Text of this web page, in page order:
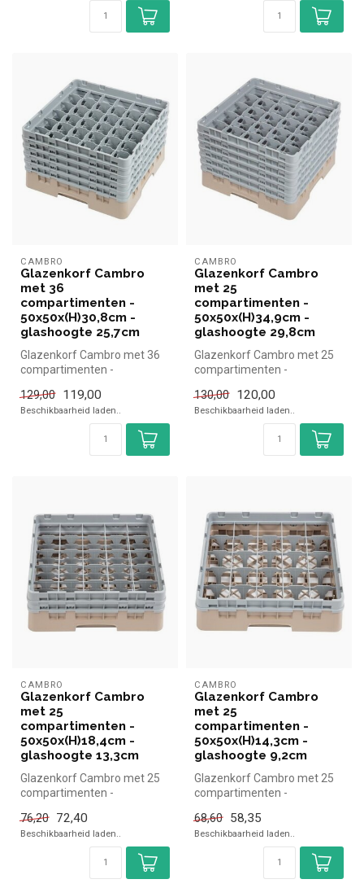
CAMBRO
Glazenkorf Cambro
met 36
compartimenten -
50x50x(H)30,8cm -
glashoogte 25,7cm
Glazenkorf Cambro met 36
compartimenten -
glashoogte 25,7cm Ca...
129,00 119,00
Beschikbaarheid laden..
CAMBRO
Glazenkorf Cambro
met 25
compartimenten -
50x50x(H)34,9cm -
glashoogte 29,8cm
Glazenkorf Cambro met 25
compartimenten -
glashoogte 29,8cm Ca...
130,00 120,00
Beschikbaarheid laden..
CAMBRO
Glazenkorf Cambro
met 25
compartimenten -
50x50x(H)18,4cm -
glashoogte 13,3cm
Glazenkorf Cambro met 25
compartimenten -
glashoogte 13,3cm Ca...
76,20 72,40
Beschikbaarheid laden..
CAMBRO
Glazenkorf Cambro
met 25
compartimenten -
50x50x(H)14,3cm -
glashoogte 9,2cm
Glazenkorf Cambro met 25
compartimenten -
glashoogte 9,2cm Cam...
68,60 58,35
Beschikbaarheid laden..